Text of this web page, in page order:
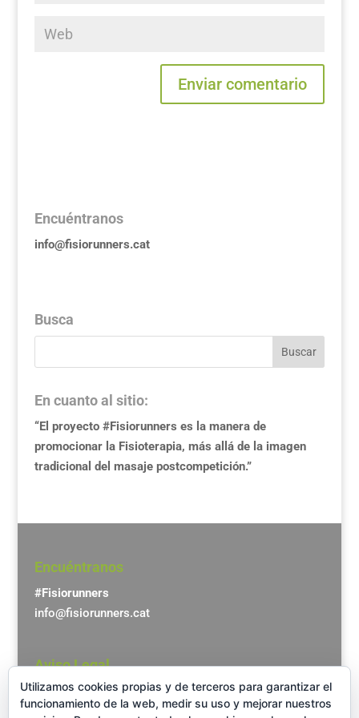
Encuéntranos
info@fisiorunners.cat
Busca
En cuanto al sitio:
“El proyecto #Fisiorunners es la manera de
promocionar la Fisioterapia, más allá de la imagen
tradicional del masaje postcompetición.”
Encuéntranos
#Fisiorunners
info@fisiorunners.cat
Aviso Legal
Aviso Legal y Política de privacidad
Utilizamos cookies propias y de terceros para garantizar el
funcionamiento de la web, medir su uso y mejorar nuestros